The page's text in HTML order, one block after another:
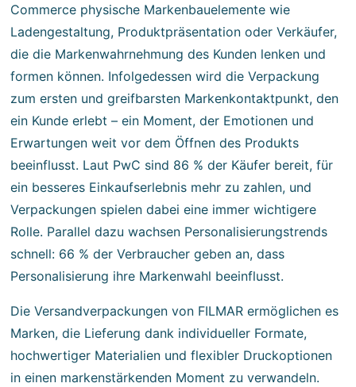
Commerce physische Markenbauelemente wie
Ladengestaltung, Produktpräsentation oder Verkäufer,
die die Markenwahrnehmung des Kunden lenken und
formen können. Infolgedessen wird die Verpackung
zum ersten und greifbarsten Markenkontaktpunkt, den
ein Kunde erlebt – ein Moment, der Emotionen und
Erwartungen weit vor dem Öffnen des Produkts
beeinflusst. Laut PwC sind 86 % der Käufer bereit, für
ein besseres Einkaufserlebnis mehr zu zahlen, und
Verpackungen spielen dabei eine immer wichtigere
Rolle. Parallel dazu wachsen Personalisierungstrends
schnell: 66 % der Verbraucher geben an, dass
Personalisierung ihre Markenwahl beeinflusst.
Die Versandverpackungen von FILMAR ermöglichen es
Marken, die Lieferung dank individueller Formate,
hochwertiger Materialien und flexibler Druckoptionen
in einen markenstärkenden Moment zu verwandeln.